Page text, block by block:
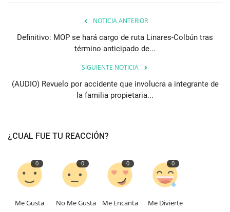
NOTICIA ANTERIOR
Definitivo: MOP se hará cargo de ruta Linares-Colbún tras
término anticipado de...
SIGUIENTE NOTICIA
(AUDIO) Revuelo por accidente que involucra a integrante de
la familia propietaria...
¿CUAL FUE TU REACCIÓN?
0
Me Gusta
0
No Me Gusta
0
Me Encanta
0
Me Divierte